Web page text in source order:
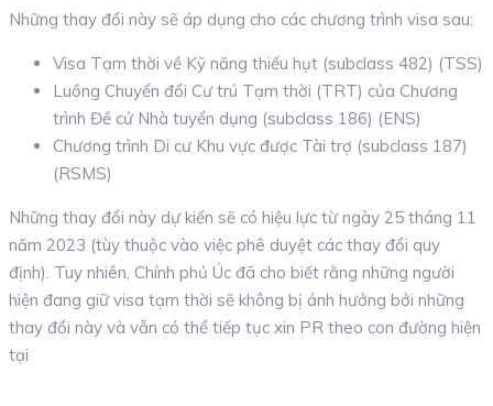
Những thay đổi này sẽ áp dụng cho các chương trình visa sau:
Visa Tạm thời về Kỹ năng thiếu hụt (subclass 482) (TSS)
Luồng Chuyển đổi Cư trú Tạm thời (TRT) của Chương
trình Đề cử Nhà tuyển dụng (subclass 186) (ENS)
Chương trình Di cư Khu vực được Tài trợ (subclass 187)
(RSMS)
Những thay đổi này dự kiến sẽ có hiệu lực từ ngày 25 tháng 11
năm 2023 (tùy thuộc vào việc phê duyệt các thay đổi quy
định). Tuy nhiên, Chính phủ Úc đã cho biết rằng những người
hiện đang giữ visa tạm thời sẽ không bị ảnh hưởng bởi những
thay đổi này và vẫn có thể tiếp tục xin PR theo con đường hiện
tại